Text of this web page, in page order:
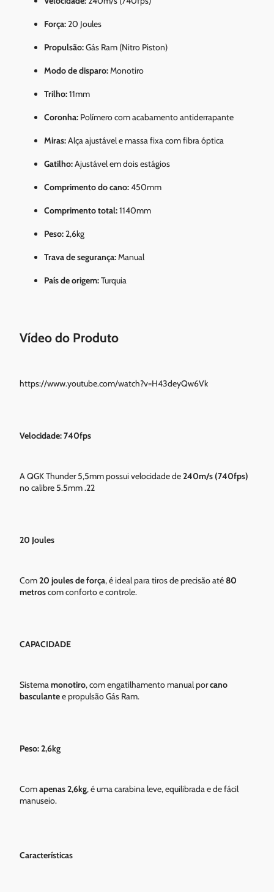
Força:20 Joules
Propulsão:Gás Ram (Nitro Piston)
Modo de disparo:Monotiro
Trilho:11mm
Coronha: Polímero com acabamento antiderrapante
Miras:Alça ajustável e massa fixa com fibra óptica
Gatilho:Ajustável em dois estágios
Comprimento do cano:450mm
Comprimento total:1140mm
Peso:2,6kg
Trava de segurança:Manual
País de origem:Turquia
Vídeo do Produto
https://www.youtube.com/watch?v=H43deyQw6Vk
Velocidade: 740fps
A QGK Thunder 5,5mm possui velocidade de240m/s (740fps)
no calibre 5.5mm .22
20 Joules
Com20 joules de força, é ideal para tiros de precisão até80
metroscom conforto e controle.
CAPACIDADE
Sistema monotiro, com engatilhamento manual porcano
basculantee propulsão Gás Ram.
Peso: 2,6kg
Comapenas 2,6kg, é uma carabina leve, equilibrada e de fácil
manuseio.
Características